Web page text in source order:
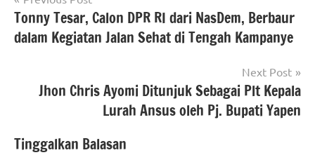
pos
Tonny Tesar, Calon DPR RI dari NasDem, Berbaur
dalam Kegiatan Jalan Sehat di Tengah Kampanye
Next Post
Jhon Chris Ayomi Ditunjuk Sebagai Plt Kepala
Lurah Ansus oleh Pj. Bupati Yapen
Tinggalkan Balasan